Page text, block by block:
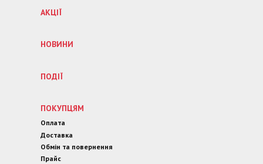
АКЦІЇ
НОВИНИ
ПОДІЇ
ПОКУПЦЯМ
Оплата
Доставка
Обмін та повернення
Прайс